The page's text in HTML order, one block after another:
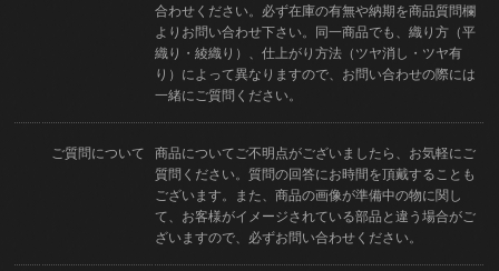
合わせください。必ず在庫の有無や納期を商品質問欄
よりお問い合わせ下さい。同一商品でも、織り方（平
織り・綾織り）、仕上がり方法（ツヤ消し・ツヤ有
り）によって異なりますので、お問い合わせの際には
一緒にご質問ください。
ご質問について
商品についてご不明点がございましたら、お気軽にご
質問ください。質問の回答にお時間を頂戴することも
ございます。また、商品の画像が準備中の物に関し
て、お客様がイメージされている部品と違う場合がご
ざいますので、必ずお問い合わせください。